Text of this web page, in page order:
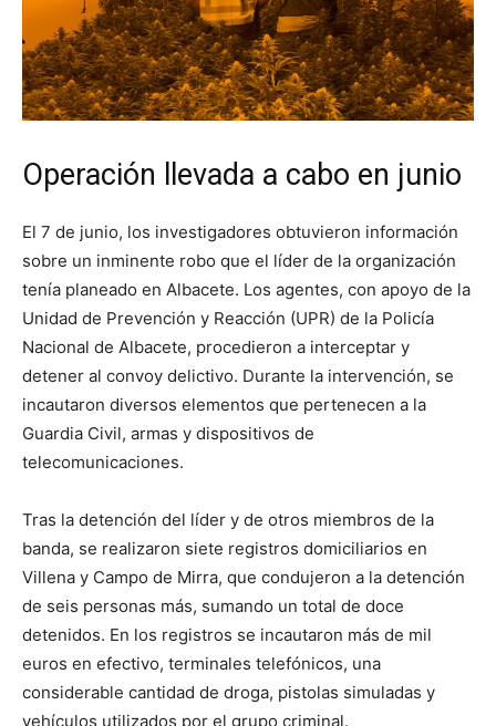
Operación llevada a cabo en junio
El 7 de junio, los investigadores obtuvieron información
sobre un inminente robo que el líder de la organización
tenía planeado en Albacete. Los agentes, con apoyo de la
Unidad de Prevención y Reacción (UPR) de la Policía
Nacional de Albacete, procedieron a interceptar y
detener al convoy delictivo. Durante la intervención, se
incautaron diversos elementos que pertenecen a la
Guardia Civil, armas y dispositivos de
telecomunicaciones.
Tras la detención del líder y de otros miembros de la
banda, se realizaron siete registros domiciliarios en
Villena y Campo de Mirra, que condujeron a la detención
de seis personas más, sumando un total de doce
detenidos. En los registros se incautaron más de mil
euros en efectivo, terminales telefónicos, una
considerable cantidad de droga, pistolas simuladas y
vehículos utilizados por el grupo criminal.